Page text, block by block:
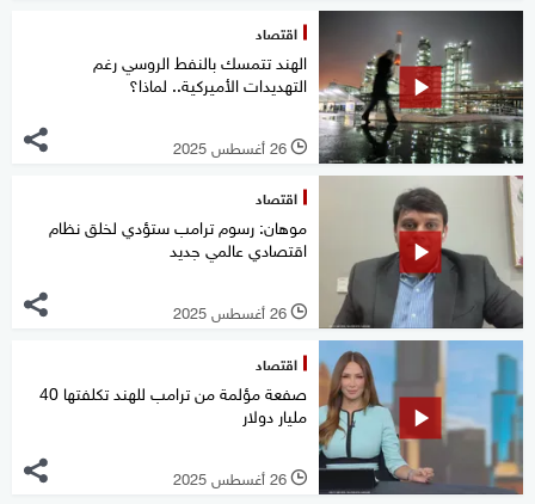
اقتصاد
الهند تتمسك بالنفط الروسي رغم
التهديدات الأميركية.. لماذا؟
l 26 أغسطس 2025
اقتصاد
موهان: رسوم ترامب ستؤدي لخلق نظام
اقتصادي عالمي جديد
l 26 أغسطس 2025
اقتصاد
صفعة مؤلمة من ترامب للهند تكلفتها 40
مليار دولار
l 26 أغسطس 2025